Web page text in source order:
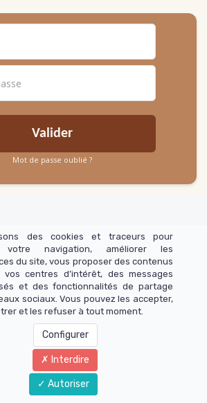
Valider
Mot de passe oublié ?
des cookies et traceurs pour
votre navigation, améliorer les
du site, vous proposer des contenus
centres d’intérêt, des messages
et des fonctionnalités de partage
sociaux. Vous pouvez les accepter,
et les refuser à tout moment.
Configurer
Interdire
Autoriser